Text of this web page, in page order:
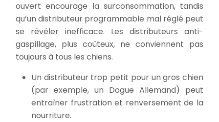
ouvert encourage la surconsommation, tandis
qu’un distributeur programmable mal réglé peut
se révéler inefficace. Les distributeurs anti-
gaspillage, plus coûteux, ne conviennent pas
toujours à tous les chiens.
Un distributeur trop petit pour un gros chien
(par exemple, un Dogue Allemand) peut
entraîner frustration et renversement de la
nourriture.